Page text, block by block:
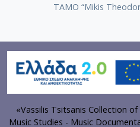
TAMO “Mikis
«Vassilis Tsitsanis Collection
Music Studies - Music